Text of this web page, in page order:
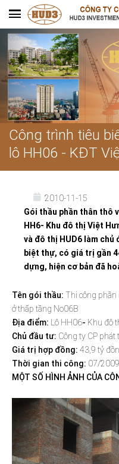
Công trình tiêu
lô HH06 - KĐT
2010-11-15
Gói thầu phần thân thô
HH6- Khu đô thị Việt
và đô thị HUD6 làm chủ
biệt thự, có giá trị gần
dựng, hiện cơ bản đã
Tên gói thầu: Thi công phần
ở thấp tầng No06B
Địa điểm: Lô HH06- Khu đô
Chủ đầu tư: Công ty CP
Giá trị hợp đồng: 43,9 tỷ
Thời gian thi công: 07/
MỘT SỐ HÌNH ẢNH CỦA